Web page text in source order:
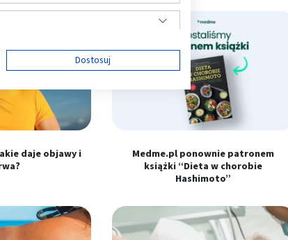
daje objawy i
Medme.pl ponownie patronem
książki “Dieta w chorobie
Hashimoto”
Dostosuj